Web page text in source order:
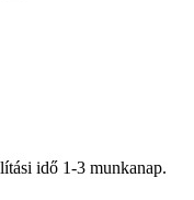
idő 1-3 munkanap.